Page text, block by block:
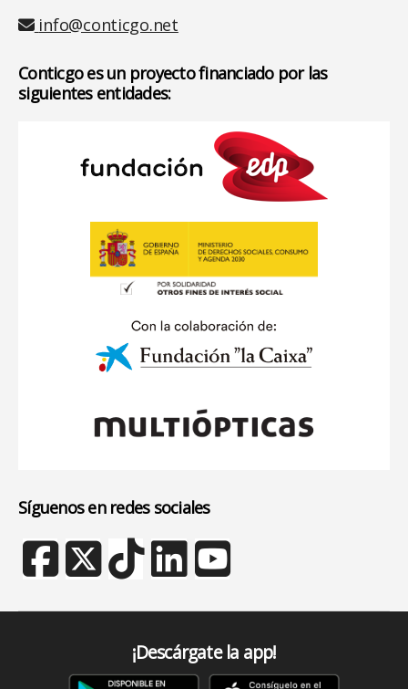
Email
info@conticgo.net
Conticgo es un proyecto financiado por las
siguientes entidades:
Síguenos en redes sociales
¡Descárgate la app!